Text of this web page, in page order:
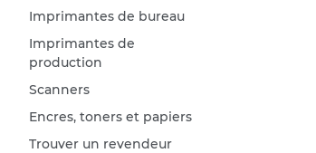
Imprimantes de bureau
Imprimantes de
production
Scanners
Encres, toners et papiers
Trouver un revendeur